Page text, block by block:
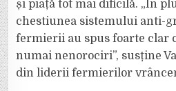
și piață tot mai dificilă. „În
chestiunea sistemului anti-
fermierii au spus foarte clar
numai nenorociri”, susține
din liderii fermierilor